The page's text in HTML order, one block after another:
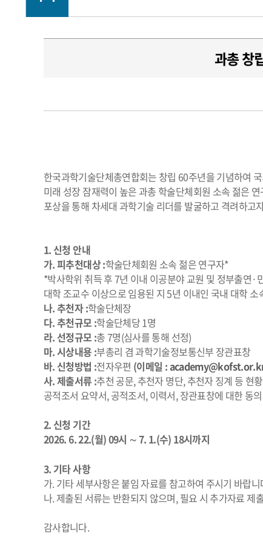
과총 창
한국과학기술단체총연합회는 창립 60주년을 기념하여
미래 성장 잠재력이 높은 과총 학술단체회원 소속 젊은
포상을 통해 차세대 과학기술 리더를 발굴하고 격려하고
1. 신청 안내
가. 피추천대상 :학술단체회원 소속 젊은 연구자*
*박사학위 취득 후 7년 이내 이공분야 교원 및 정부출연·
대학 조교수 이상으로 임용된 지 5년 이내인 국내 대학
나. 추천자 :학술단체장
다. 추천규모 :학술단체당 1명
라. 선정규모 :총 7명(심사를 통해 선정)
마. 시상내용 :부총리 겸 과학기술정보통신부 장관표창
바. 신청방법 :전자우편 (이메일 :
사. 제출서류 :추천 공문, 추천자 명단, 추천자 징계 등 현
공적조서 요약서, 공적조서, 이력서, 장관표창에 대한 동
2. 신청 기간
2026. 6. 22.(월) 09시 ∼ 7. 1.(수) 18시까지
3. 기타 사항
가. 기타 세부사항은 붙임 자료를 참고하여 주시기 바랍니
나. 제출된 서류는 반환되지 않으며, 필요 시 추가자료 제
감사합니다.